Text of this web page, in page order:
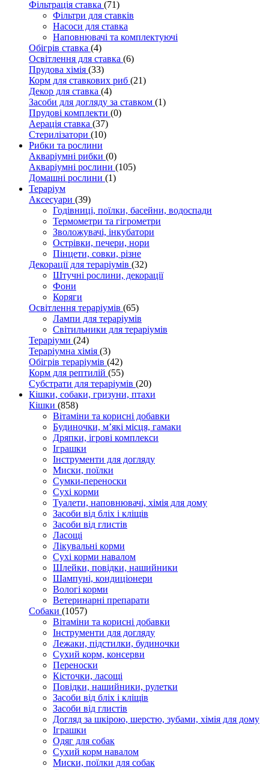
Фільтрація ставка (71)
Фільтри для ставків
Насоси для ставка
Наповнювачі та комплектуючі
Обігрів ставка (4)
Освітлення для ставка (6)
Прудова хімія (33)
Корм для ставкових риб (21)
Декор для ставка (4)
Засоби для догляду за ставком (1)
Прудові комплекти (0)
Аерація ставка (37)
Стерилізатори (10)
Рибки та рослини
Акваріумні рибки (0)
Акваріумні рослини (105)
Домашні рослини (1)
Тераріум
Аксесуари (39)
Годівниці, поїлки, басейни, водоспади
Термометри та гігрометри
Зволожувачі, інкубатори
Острівки, печери, нори
Пінцети, совки, різне
Декорації для тераріумів (32)
Штучні рослини, декорації
Фони
Коряги
Освітлення тераріумів (65)
Лампи для тераріумів
Світильники для тераріумів
Тераріуми (24)
Тераріумна хімія (3)
Обігрів тераріумів (42)
Корм для рептилій (55)
Субстрати для тераріумів (20)
Кішки, собаки, гризуни, птахи
Кішки (858)
Вітаміни та корисні добавки
Будиночки, м’які місця, гамаки
Дряпки, ігрові комплекси
Іграшки
Інструменти для догляду
Миски, поїлки
Сумки-переноски
Сухі корми
Туалети, наповнювачі, хімія для дому
Засоби від бліх і кліщів
Засоби від глистів
Ласощі
Лікувальні корми
Сухі корми навалом
Шлейки, повідки, нашийники
Шампуні, кондиціонери
Вологі корми
Ветеринарні препарати
Собаки (1057)
Вітаміни та корисні добавки
Інструменти для догляду
Лежаки, підстилки, будиночки
Сухий корм, консерви
Переноски
Кісточки, ласощі
Повідки, нашийники, рулетки
Засоби від бліх і кліщів
Засоби від глистів
Догляд за шкірою, шерстю, зубами, хімія для дому
Іграшки
Одяг для собак
Сухий корм навалом
Миски, поїлки для собак